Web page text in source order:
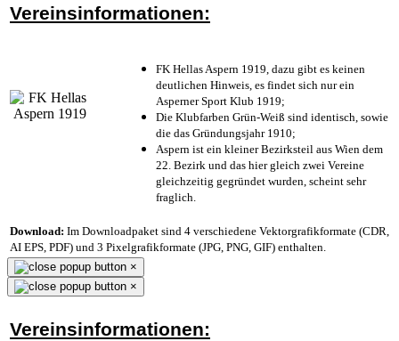
Vereinsinformationen:
FK Hellas Aspern 1919, dazu gibt es keinen
deutlichen Hinweis, es findet sich nur ein
Asperner Sport Klub 1919;
Die Klubfarben Grün-Weiß sind identisch, sowie
die das Gründungsjahr 1910;
Aspern ist ein kleiner Bezirksteil aus Wien dem
22. Bezirk und das hier gleich zwei Vereine
gleichzeitig gegründet wurden, scheint sehr
fraglich.
Download: Im Downloadpaket sind 4 verschiedene Vektorgrafikformate (CDR,
AI EPS, PDF) und 3 Pixelgrafikformate (JPG, PNG, GIF) enthalten.
×
×
Vereinsinformationen: